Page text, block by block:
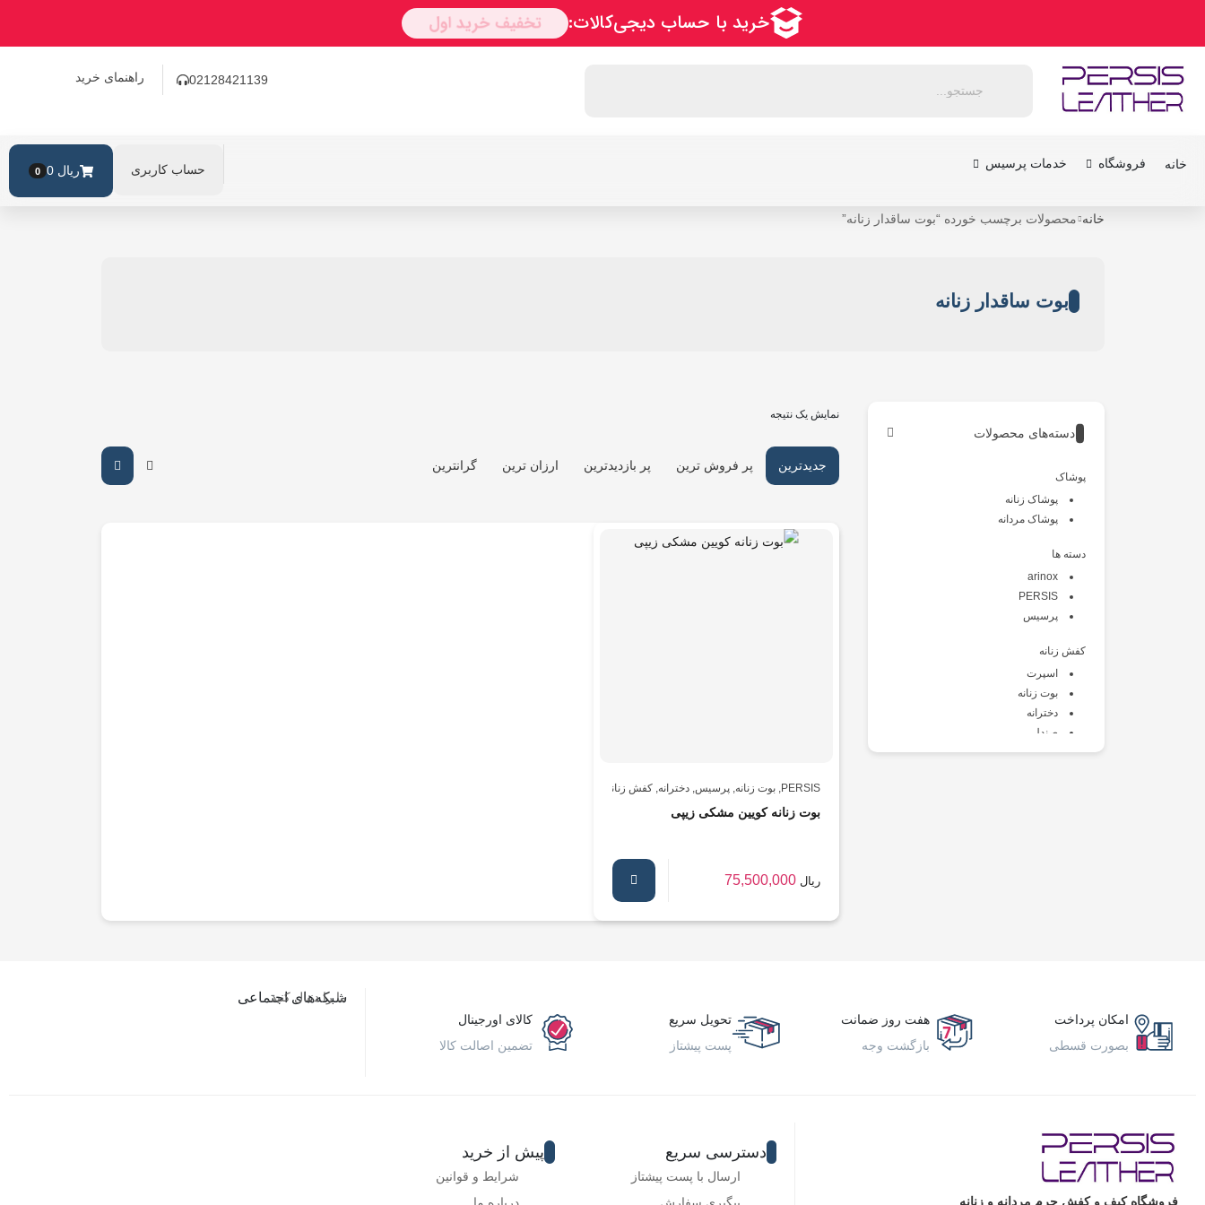
02128421139 راهنمای خرید
خانه فروشگاه خدمات پرسیس حساب کاربری 0 ریال 0
خانه محصولات برچسب خورده “بوت ساقدار زنانه”
بوت ساقدار زنانه
نمایش یک نتیجه
پر فروش ترین پر بازدیدترین جدیدترین ارزان ترین گرانترین
PERSIS بوت زنانه پرسیس دخترانه کفش زنانه
بوت زنانه کویین مشکی زیپی
75,500,000 ریال
دسته‌های محصولات
پوشاک
پوشاک زنانه
پوشاک مردانه
دسته ها
arinox
PERSIS
پرسیس
کفش زنانه
اسپرت
بوت زنانه
دخترانه
صندل
طبی
طبی
کفش مردانه
کلاه و دستکش مردانه
کلاسیک
کیف و اکسسوری
امکان پرداخت
بصورت قسطی
هفت روز ضمانت
بازگشت وجه
تحویل سریع
پست پیشتاز
کالای اورجینال
تضمین اصالت کالا
شبکه‌های اجتماعی
ما را دنبال کنید…
فروشگاه کیف و کفش چرم مردانه و زنانه
دسترسی سریع
ارسال با پست پیشتاز
پیش از خرید
شرایط و قوانین